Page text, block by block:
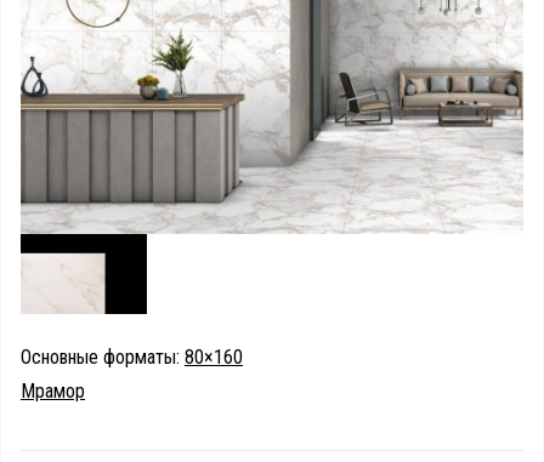
Основные форматы: 80×160
Мрамор